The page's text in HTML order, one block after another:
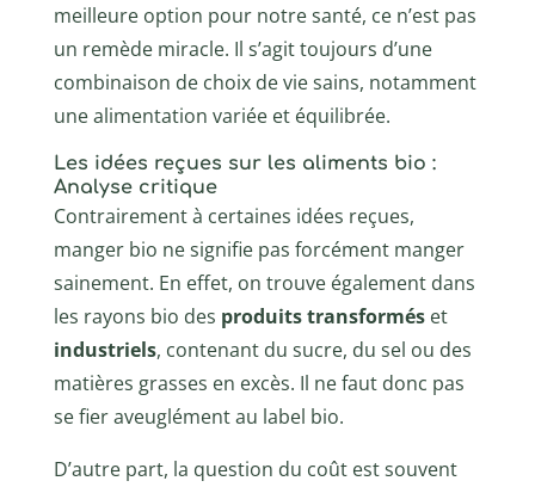
meilleure option pour notre santé, ce n’est pas
un remède miracle. Il s’agit toujours d’une
combinaison de choix de vie sains, notamment
une alimentation variée et équilibrée.
Les idées reçues sur les aliments bio :
Analyse critique
Contrairement à certaines idées reçues,
manger bio ne signifie pas forcément manger
sainement. En effet, on trouve également dans
les rayons bio des produits transforméset
industriels, contenant du sucre, du sel ou des
matières grasses en excès. Il ne faut donc pas
se fier aveuglément au label bio.
D’autre part, la question du coût est souvent